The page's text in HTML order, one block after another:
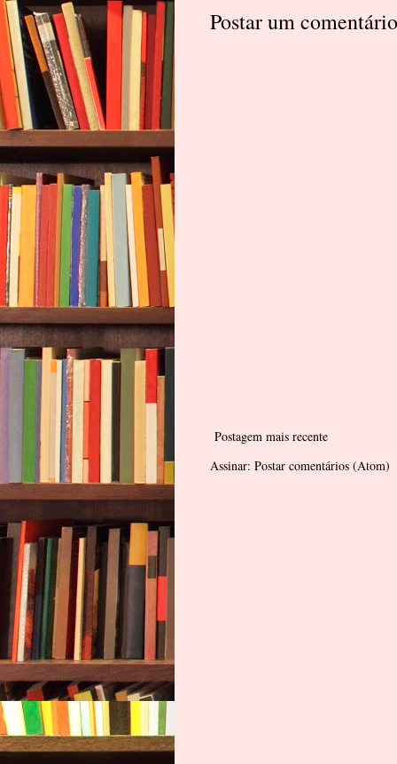
Postar um comentário
Postagem mais recente
Assinar: Postar comentários (Atom)